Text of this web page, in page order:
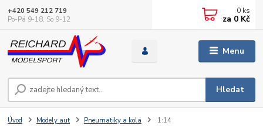
Menu
Hledat
+420 549 212 719
Po-Pá 9-18, So 9-12
0 ks
za 0 Kč
Úvod Modely aut Pneumatiky a kola 1:14